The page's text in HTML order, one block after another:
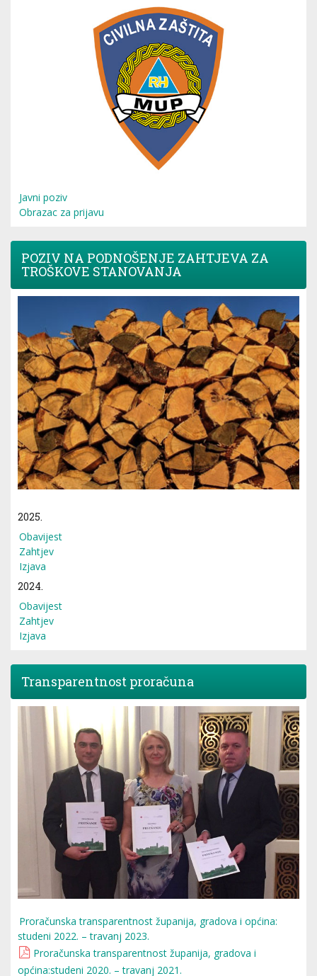
Javni poziv
Obrazac za prijavu
POZIV NA PODNOŠENJE ZAHTJEVA ZA
TROŠKOVE STANOVANJA
2025.
Obavijest
Zahtjev
Izjava
2024.
Obavijest
Zahtjev
Izjava
Transparentnost proračuna
Proračunska transparentnost županija, gradova i općina:
studeni 2022. – travanj 2023.
Proračunska transparentnost županija, gradova i
općina:studeni 2020. – travanj 2021.